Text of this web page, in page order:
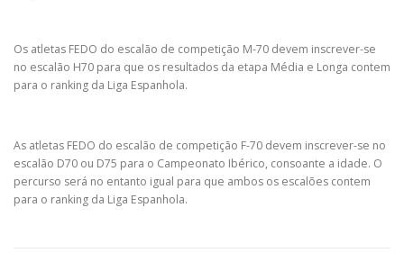
Os atletas FEDO do escalão de competição M-70 devem inscrever-se
no escalão H70 para que os resultados da etapa Média e Longa contem
para o ranking da Liga Espanhola.
As atletas FEDO do escalão de competição F-70 devem inscrever-se no
escalão D70 ou D75 para o Campeonato Ibérico, consoante a idade. O
percurso será no entanto igual para que ambos os escalões contem
para o ranking da Liga Espanhola.